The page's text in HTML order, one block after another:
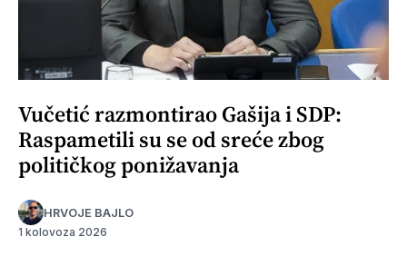
Vučetić razmontirao Gašija i SDP:
Raspametili su se od sreće zbog
političkog ponižavanja
HRVOJE BAJLO
1 kolovoza 2026